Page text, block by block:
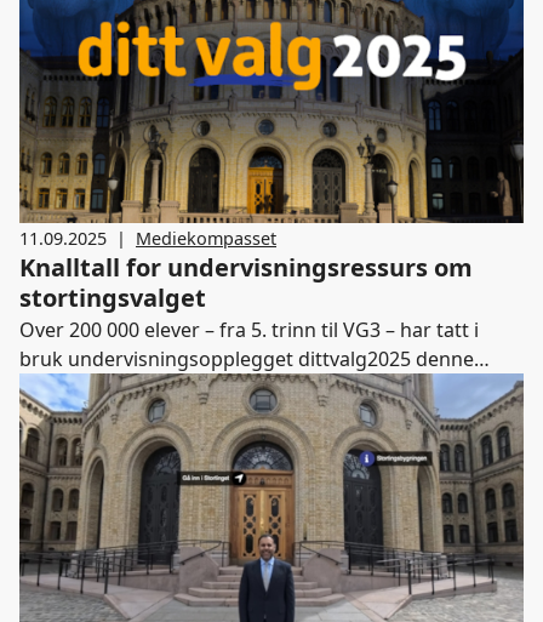
11.09.2025 | Mediekompasset
Knalltall for undervisningsressurs om
stortingsvalget
Over 200 000 elever – fra 5. trinn til VG3 – har tatt i
bruk undervisningsopplegget dittvalg2025 denne
høsten. Nesten 600 000 klikk på ressursens innhold
bekrefter et stort behov for faglig forankret og
troverdig kunnskap om hvordan demokratiet vårt
fungerer.